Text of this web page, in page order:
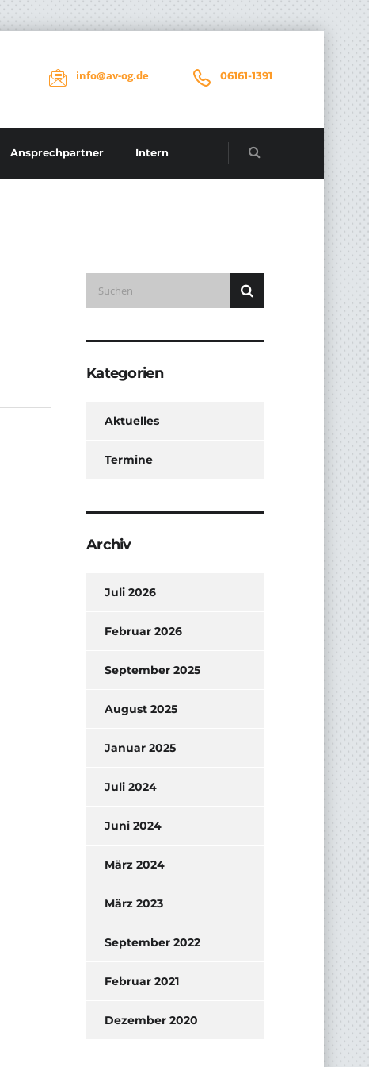
06161-1391
info@av-og.de
Ansprechpartner Intern
Kategorien
Aktuelles
Termine
Archiv
Juli 2026
Februar 2026
September 2025
August 2025
Januar 2025
Juli 2024
Juni 2024
März 2024
März 2023
September 2022
Februar 2021
Dezember 2020